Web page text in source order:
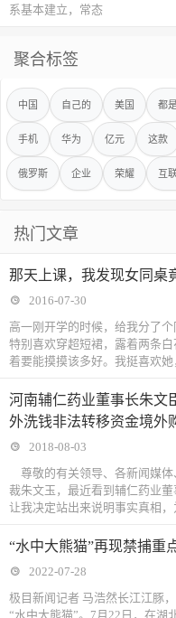
系基本建立，常态
聚合标签
中国 自己的 美国 都
手机 华为 亿元 这款
俄罗斯 企业 荣耀 互
热门文章
那天上课，我发现女同桌
2016-07-30
高一刚开学的时候，给我分了
特别喜欢穿超短裙，露着两条
着要能摸摸该多好。我挺喜欢她
河南辅仁药业董事长朱文
外洗钱非法转移资金境外
2018-08-03
尊敬的有关领导、各新闻媒体
裁朱文玉，最近看到辅仁药业
让我决定站出来说明事实真相
“水中大熊猫”再现禁捕重
2022-07-28
极目新闻记者 马浩然长江江豚
“水中大熊猫”。7月22日，在湖